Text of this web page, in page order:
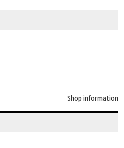
Shop information